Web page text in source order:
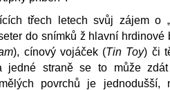
třech letech svůj zájem o
do snímků ž hlavní hrdinové
), cínový vojáček (Tin Toy) či
jedné straně se to může
povrchů je jednodušší,